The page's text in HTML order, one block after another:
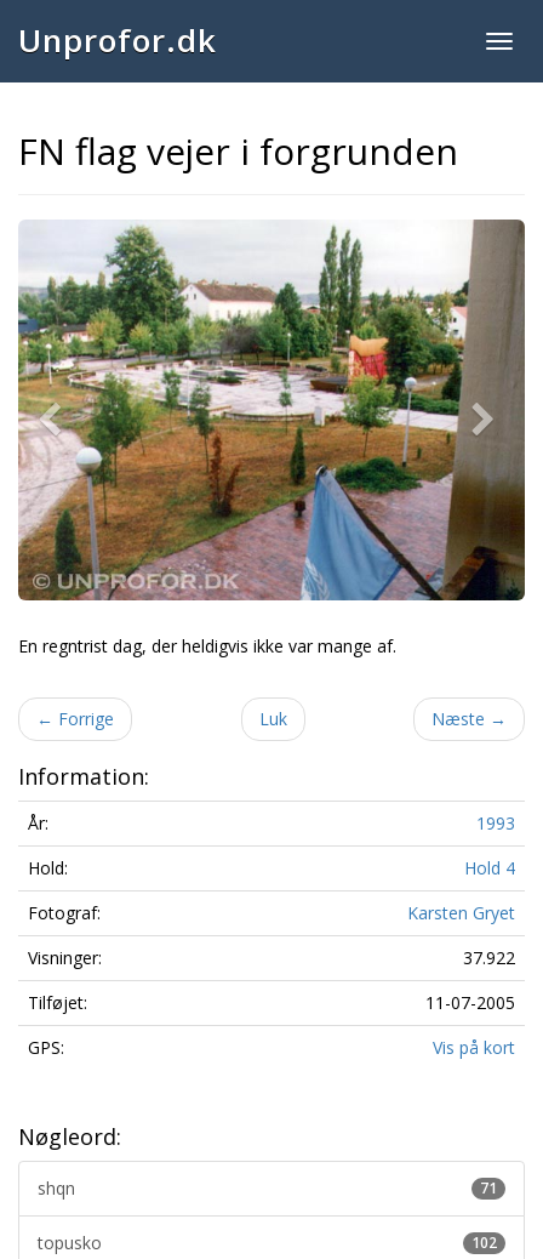
Unprofor.dk
FN flag vejer i forgrunden
Next
En regntrist dag, der heldigvis ikke var mange af.
← Forrige Luk Næste →
Information:
År:
1993
Hold:
Hold 4
Fotograf:
Karsten Gryet
Visninger:
37.922
Tilføjet:
11-07-2005
GPS:
Vis på kort
Nøgleord:
71
shqn
102
topusko